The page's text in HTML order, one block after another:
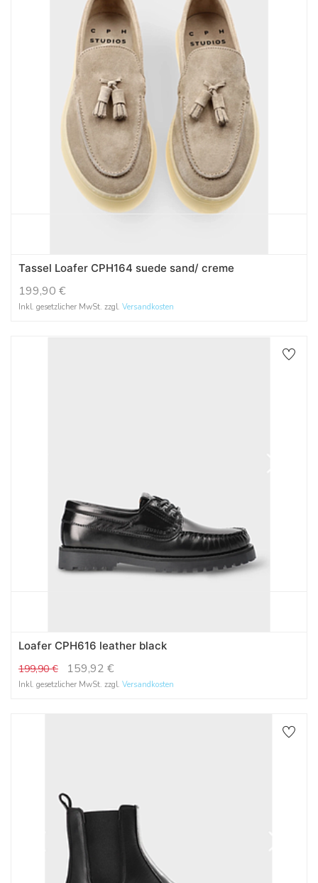
Tassel Loafer CPH164 suede sand/ creme
199,90 €
Inkl. gesetzlicher MwSt. zzgl. Versandkosten
Loafer CPH616 leather black
199,90€ 159,92 €
Inkl. gesetzlicher MwSt. zzgl. Versandkosten